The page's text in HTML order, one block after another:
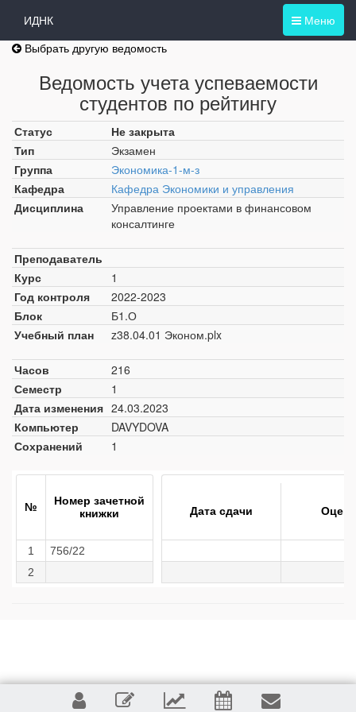
Меню
ИДНК
Выбрать другую ведомость
Ведомость учета успеваемости
студентов по рейтингу
Статус
Не закрыта
Тип
Экзамен
Группа
Экономика-1-м-з
Кафедра
Кафедра Экономики и управления
Дисциплина
Управление проектами в финансовом
консалтинге
Преподаватель
Курс
1
Год контроля
2022-2023
Блок
Б1.О
Учебный план
z38.04.01 Эконом.plx
Часов
216
Семестр
1
Дата изменения 24.03.2023
Компьютер
DAVYDOVA
Сохранений
1
№
Номер зачетной
книжки
1
756/22
2
Дата сдачи